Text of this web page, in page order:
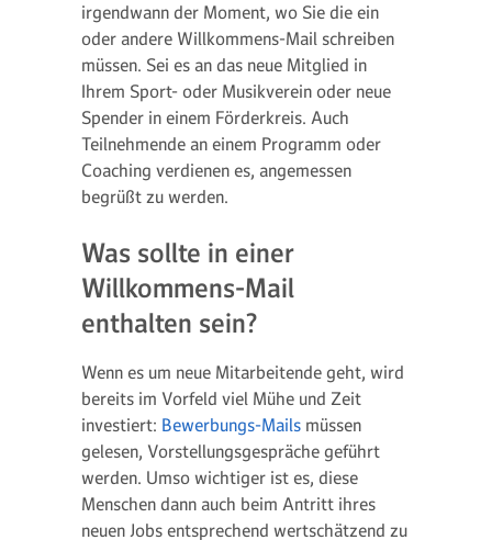
irgendwann der Moment, wo Sie die ein
oder andere Willkommens-Mail schreiben
müssen. Sei es an das neue Mitglied in
Ihrem Sport- oder Musikverein oder neue
Spender in einem Förderkreis. Auch
Teilnehmende an einem Programm oder
Coaching verdienen es, angemessen
begrüßt zu werden.
Was sollte in einer
Willkommens-Mail
enthalten sein?
Wenn es um neue Mitarbeitende geht, wird
bereits im Vorfeld viel Mühe und Zeit
investiert: Bewerbungs-Mails müssen
gelesen, Vorstellungsgespräche geführt
werden. Umso wichtiger ist es, diese
Menschen dann auch beim Antritt ihres
neuen Jobs entsprechend wertschätzend zu